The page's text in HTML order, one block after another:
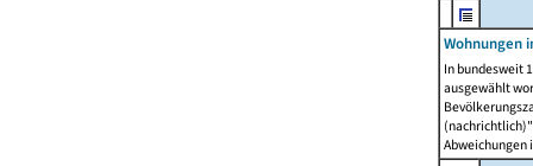
Wohnungen
In bundesweit
ausgewählt
Abweichungen